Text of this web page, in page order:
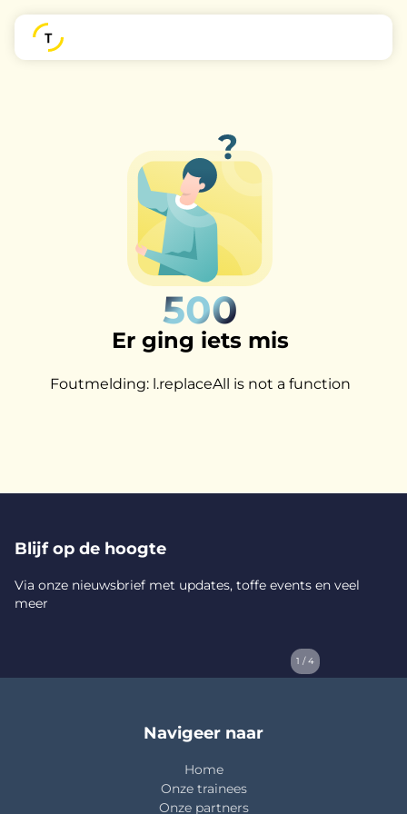
500
Er ging iets mis
Foutmelding: l.replaceAll is not a function
Blijf op de hoogte
Via onze nieuwsbrief met updates, toffe events en veel
meer
1 / 4
Navigeer naar
Home
Onze trainees
Onze partners